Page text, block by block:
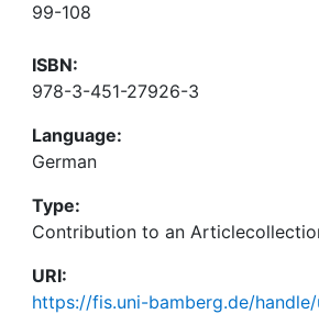
99-108
ISBN:
978-3-451-27926-3
Language:
German
Type:
Contribution to an
URI:
https://fis.uni-bamberg.de/